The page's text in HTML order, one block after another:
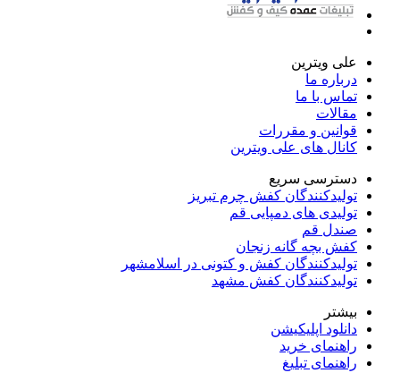
علی ویترین
درباره ما
تماس با ما
مقالات
قوانین و مقررات
کانال های علی ویترین
دسترسی سریع
تولیدکنندگان کفش چرم تبریز
تولیدی های دمپایی قم
صندل قم
کفش بچه گانه زنجان
تولیدکنندگان کفش و کتونی در اسلامشهر
تولیدکنندگان کفش مشهد
بیشتر
دانلود اپلیکیشن
راهنمای خرید
راهنمای تبلیغ